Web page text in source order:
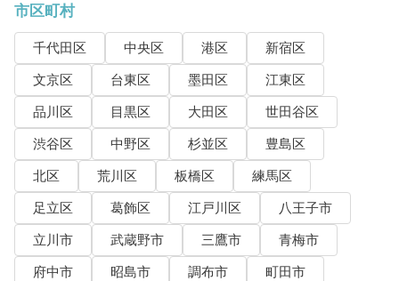
市区町村
千代田区 中央区 港区
新宿区
文京区
台東区 墨田区
江東区
品川区
目黒区 大田区
世田谷区
渋谷区
中野区 杉並区
豊島区
北区
荒川区 板橋区
練馬区
足立区
葛飾区 江戸川区
八王子市
立川市
武蔵野市 三鷹市
青梅市
府中市
昭島市 調布市
町田市